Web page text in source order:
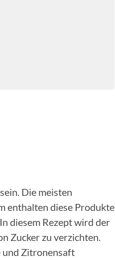
Die meisten
enthalten diese Produkte
diesem Rezept wird der
Zucker zu verzichten.
und Zitronensaft